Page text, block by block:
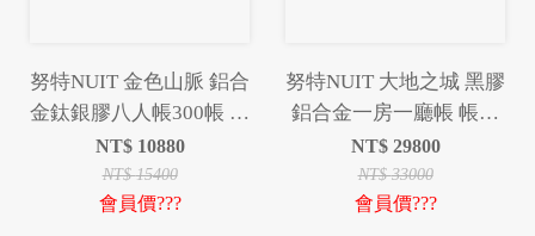
努特NUIT 金色山脈 鋁合
金鈦銀膠八人帳300帳 鋁
合金帳棚 8人帳蓬
NTG234BK
NT$ 10880
NT$15400
會員價???
努特NUIT 大地之城 黑膠
鋁合金一房一廳帳 帳篷
黑膠帳篷 NTG102
NT$ 29800
NT$33000
會員價???